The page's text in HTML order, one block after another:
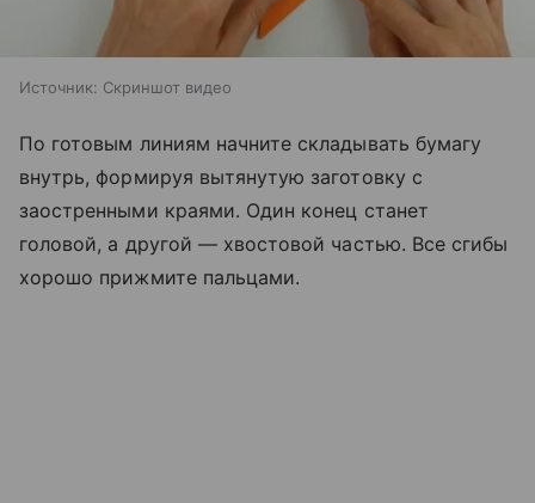
Источник: Скриншот видео
По готовым линиям начните складывать бумагу
внутрь, формируя вытянутую заготовку с
заостренными краями. Один конец станет
головой, а другой — хвостовой частью. Все сгибы
хорошо прижмите пальцами.